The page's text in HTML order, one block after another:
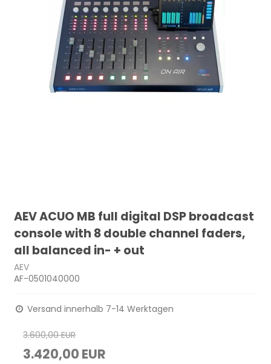
AEV ACUO MB full digital DSP broadcast
console with 8 double channel faders,
all balanced in- + out
AEV
AF-0501040000
Versand innerhalb 7-14 Werktagen
3.600,00 EUR
3.420,00 EUR